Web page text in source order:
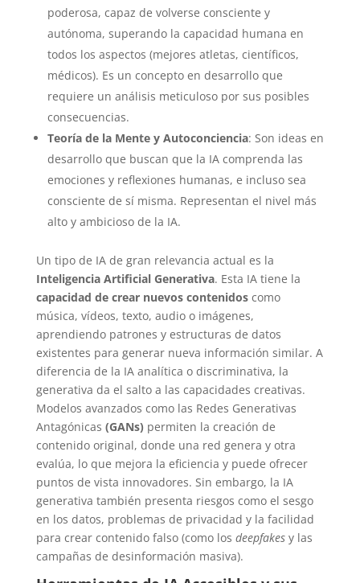
poderosa, capaz de volverse consciente y
autónoma, superando la capacidad humana en
todos los aspectos (mejores atletas, científicos,
médicos). Es un concepto en desarrollo que
requiere un análisis meticuloso por sus posibles
consecuencias.
Teoría de la Mente y Autoconciencia: Son ideas en
desarrollo que buscan que la IA comprenda las
emociones y reflexiones humanas, e incluso sea
consciente de sí misma. Representan el nivel más
alto y ambicioso de la IA.
Un tipo de IA de gran relevancia actual es la
Inteligencia Artificial Generativa. Esta IA tiene la
capacidad de crear nuevos contenidoscomo
música, vídeos, texto, audio o imágenes,
aprendiendo patrones y estructuras de datos
existentes para generar nueva información similar. A
diferencia de la IA analítica o discriminativa, la
generativa da el salto a las capacidades creativas.
Modelos avanzados como las Redes Generativas
Antagónicas (GANs) permiten la creación de
contenido original, donde una red genera y otra
evalúa, lo que mejora la eficiencia y puede ofrecer
puntos de vista innovadores. Sin embargo, la IA
generativa también presenta riesgos como el sesgo
en los datos, problemas de privacidad y la facilidad
para crear contenido falso (como los deepfakesy las
campañas de desinformación masiva).